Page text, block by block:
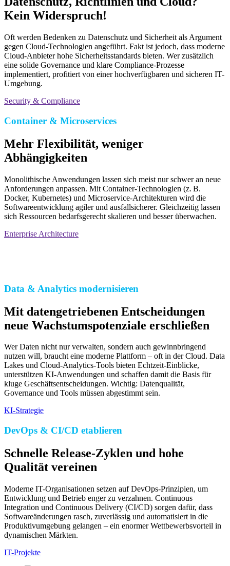
Kein Widerspruch!
Oft werden Bedenken zu Datenschutz und Sicherheit als Argument
gegen Cloud-Technologien angeführt. Fakt ist jedoch, dass moderne
Cloud-Anbieter hohe Sicherheitsstandards bieten. Wer zusätzlich
eine solide Governance und klare Compliance-Prozesse
implementiert, profitiert von einer hochverfügbaren und sicheren IT-
Umgebung.
Security & Compliance
Container & Microservices
Mehr Flexibilität, weniger
Abhängigkeiten
Monolithische Anwendungen lassen sich meist nur schwer an neue
Anforderungen anpassen. Mit Container-Technologien (z. B.
Docker, Kubernetes) und Microservice-Architekturen wird die
Softwareentwicklung agiler und ausfallsicherer. Gleichzeitig lassen
sich Ressourcen bedarfsgerecht skalieren und besser überwachen.
Enterprise Architecture
Data & Analytics modernisieren
Mit datengetriebenen Entscheidungen
neue Wachstumspotenziale erschließen
Wer Daten nicht nur verwalten, sondern auch gewinnbringend
nutzen will, braucht eine moderne Plattform – oft in der Cloud. Data
Lakes und Cloud-Analytics-Tools bieten Echtzeit-Einblicke,
unterstützen KI-Anwendungen und schaffen damit die Basis für
kluge Geschäftsentscheidungen. Wichtig: Datenqualität,
Governance und Tools müssen abgestimmt sein.
KI-Strategie
DevOps & CI/CD etablieren
Schnelle Release-Zyklen und hohe
Qualität vereinen
Moderne IT-Organisationen setzen auf DevOps-Prinzipien, um
Entwicklung und Betrieb enger zu verzahnen. Continuous
Integration und Continuous Delivery (CI/CD) sorgen dafür, dass
Softwareänderungen rasch, zuverlässig und automatisiert in die
Produktivumgebung gelangen – ein enormer Wettbewerbsvorteil in
dynamischen Märkten.
IT-Projekte